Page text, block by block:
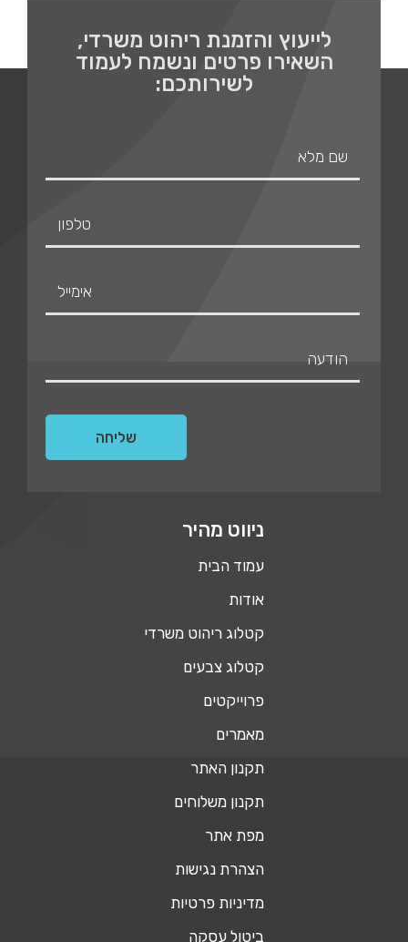
לייעוץ והזמנת ריהוט משרדי,
השאירו פרטים ונשמח לעמוד
לשירותכם:
ניווט מהיר
עמוד הבית
אודות
קטלוג ריהוט משרדי
קטלוג צבעים
פרוייקטים
מאמרים
תקנון האתר
תקנון משלוחים
מפת אתר
הצהרת נגישות
מדיניות פרטיות
ביטול עסקה